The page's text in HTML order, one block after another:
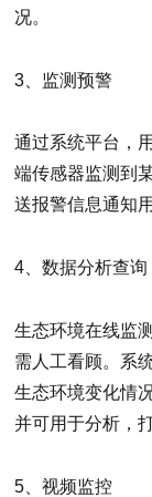
况。
3、监测预警
通过系统平台，
端传感器监测到
送报警信息通知
4、数据分析查询
生态环境在线监
需人工看顾。系
生态环境变化情
并可用于分析，
5、视频监控